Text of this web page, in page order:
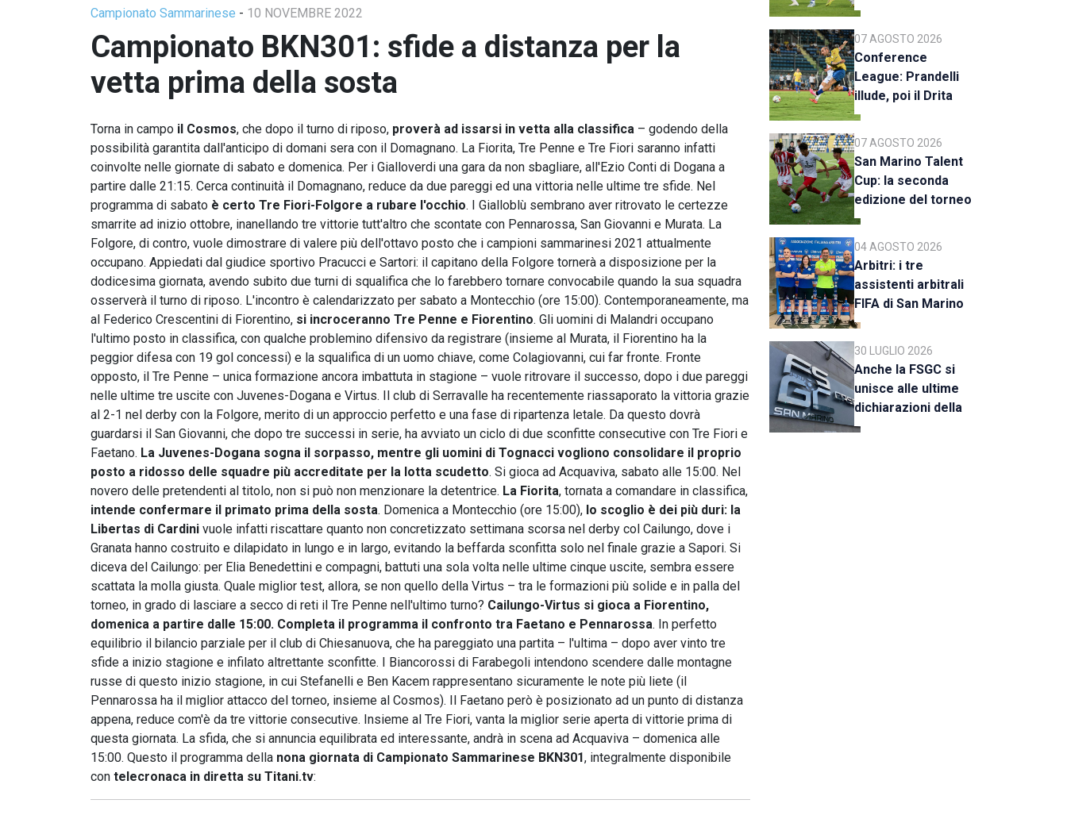
Campionato Sammarinese - 10 NOVEMBRE 2022
Campionato BKN301: sfide a distanza per la
vetta prima della sosta
Torna in campo il Cosmos, che dopo il turno di riposo, proverà ad issarsi in vetta alla classifica – godendo della
possibilità garantita dall'anticipo di domani sera con il Domagnano. La Fiorita, Tre Penne e Tre Fiori saranno infatti
coinvolte nelle giornate di sabato e domenica. Per i Gialloverdi una gara da non sbagliare, all'Ezio Conti di Dogana a
partire dalle 21:15. Cerca continuità il Domagnano, reduce da due pareggi ed una vittoria nelle ultime tre sfide. Nel
programma di sabato è certo Tre Fiori-Folgore a rubare l'occhio. I Gialloblù sembrano aver ritrovato le certezze
smarrite ad inizio ottobre, inanellando tre vittorie tutt'altro che scontate con Pennarossa, San Giovanni e Murata. La
Folgore, di contro, vuole dimostrare di valere più dell'ottavo posto che i campioni sammarinesi 2021 attualmente
occupano. Appiedati dal giudice sportivo Pracucci e Sartori: il capitano della Folgore tornerà a disposizione per la
dodicesima giornata, avendo subito due turni di squalifica che lo farebbero tornare convocabile quando la sua squadra
osserverà il turno di riposo. L'incontro è calendarizzato per sabato a Montecchio (ore 15:00). Contemporaneamente, ma
al Federico Crescentini di Fiorentino, si incroceranno Tre Penne e Fiorentino. Gli uomini di Malandri occupano
l'ultimo posto in classifica, con qualche problemino difensivo da registrare (insieme al Murata, il Fiorentino ha la
peggior difesa con 19 gol concessi) e la squalifica di un uomo chiave, come Colagiovanni, cui far fronte. Fronte
opposto, il Tre Penne – unica formazione ancora imbattuta in stagione – vuole ritrovare il successo, dopo i due pareggi
nelle ultime tre uscite con Juvenes-Dogana e Virtus. Il club di Serravalle ha recentemente riassaporato la vittoria grazie
al 2-1 nel derby con la Folgore, merito di un approccio perfetto e una fase di ripartenza letale. Da questo dovrà
guardarsi il San Giovanni, che dopo tre successi in serie, ha avviato un ciclo di due sconfitte consecutive con Tre Fiori e
Faetano. La Juvenes-Dogana sogna il sorpasso, mentre gli uomini di Tognacci vogliono consolidare il proprio
posto a ridosso delle squadre più accreditate per la lotta scudetto. Si gioca ad Acquaviva, sabato alle 15:00. Nel
novero delle pretendenti al titolo, non si può non menzionare la detentrice. La Fiorita, tornata a comandare in classifica,
intende confermare il primato prima della sosta. Domenica a Montecchio (ore 15:00), lo scoglio è dei più duri: la
Libertas di Cardini vuole infatti riscattare quanto non concretizzato settimana scorsa nel derby col Cailungo, dove i
Granata hanno costruito e dilapidato in lungo e in largo, evitando la beffarda sconfitta solo nel finale grazie a Sapori. Si
diceva del Cailungo: per Elia Benedettini e compagni, battuti una sola volta nelle ultime cinque uscite, sembra essere
scattata la molla giusta. Quale miglior test, allora, se non quello della Virtus – tra le formazioni più solide e in palla del
torneo, in grado di lasciare a secco di reti il Tre Penne nell'ultimo turno? Cailungo-Virtus si gioca a Fiorentino,
domenica a partire dalle 15:00. Completa il programma il confronto tra Faetano e Pennarossa. In perfetto
equilibrio il bilancio parziale per il club di Chiesanuova, che ha pareggiato una partita – l'ultima – dopo aver vinto tre
sfide a inizio stagione e infilato altrettante sconfitte. I Biancorossi di Farabegoli intendono scendere dalle montagne
russe di questo inizio stagione, in cui Stefanelli e Ben Kacem rappresentano sicuramente le note più liete (il
Pennarossa ha il miglior attacco del torneo, insieme al Cosmos). Il Faetano però è posizionato ad un punto di distanza
appena, reduce com'è da tre vittorie consecutive. Insieme al Tre Fiori, vanta la miglior serie aperta di vittorie prima di
questa giornata. La sfida, che si annuncia equilibrata ed interessante, andrà in scena ad Acquaviva – domenica alle
15:00. Questo il programma della nona giornata di Campionato Sammarinese BKN301, integralmente disponibile
con telecronaca in diretta su Titani.tv:
07 AGOSTO 2026
Conference
League: Prandelli
illude, poi il Drita
esce alla distanza
07 AGOSTO 2026
San Marino Talent
Cup: la seconda
edizione del torneo
al via il 18 agosto
04 AGOSTO 2026
Arbitri: i tre
assistenti arbitrali
FIFA di San Marino
al raduno della CAN
C
30 LUGLIO 2026
Anche la FSGC si
unisce alle ultime
dichiarazioni della
UEFA